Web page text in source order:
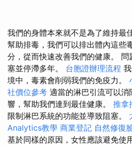
我們的身體本來就不是為了維持最
幫助排毒，我們可以排出體內這些
分，從而快速改善我們的健康。
塞並停滯多年。 台胞證辦理流程
境中，毒素會削弱我們的免疫力。
社價位參考 適當的淋巴引流可以
響，幫助我們達到最佳健康。 推拿
限制淋巴系統的功能並導致阻塞。
Analytics教學 商業登記 自然修復
基於同樣的原因，女性應該避免使